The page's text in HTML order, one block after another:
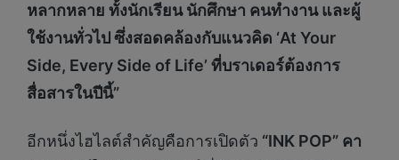
หลากหลาย ทั้งนักเรียน นักศึกษา คนทำงาน และผู้
ใช้งานทั่วไป ซึ่งสอดคล้องกับแนวคิด ‘At Your
Side, Every Side of Life’ ที่บราเดอร์ต้องการ
สื่อสารในปีนี้”
อีกหนึ่งไฮไลต์สำคัญคือการเปิดตัว “INK POP” คา